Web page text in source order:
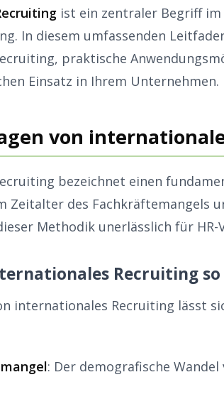
ist ein zentraler Begriff
In diesem umfassenden
praktische
Einsatz in Ihrem Unternehmen.
von
bezeichnet einen
Zeitalter des Fachkräftemangels
Methodik unerlässlich für
Recruiting
internationales Recruiting lässt
: Der demografische